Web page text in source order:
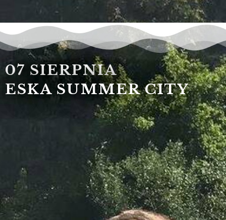
07 SIERPNIA
ESKA SUMMER CITY